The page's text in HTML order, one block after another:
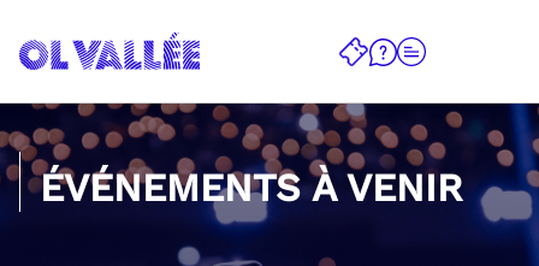
ÉVÉNEMENTS À VENIR